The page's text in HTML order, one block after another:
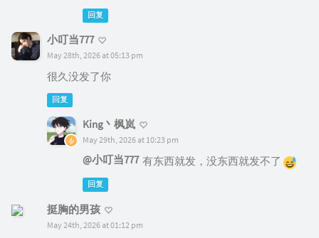
回复
小叮当777
May 28th, 2026 at 05:13 pm
很久没发了你
回复
King丶枫岚
May 29th, 2026 at 10:23 pm
@小叮当777 有东西就发，没东西就发不了
回复
挺胸的男孩
May 24th, 2026 at 01:12 pm